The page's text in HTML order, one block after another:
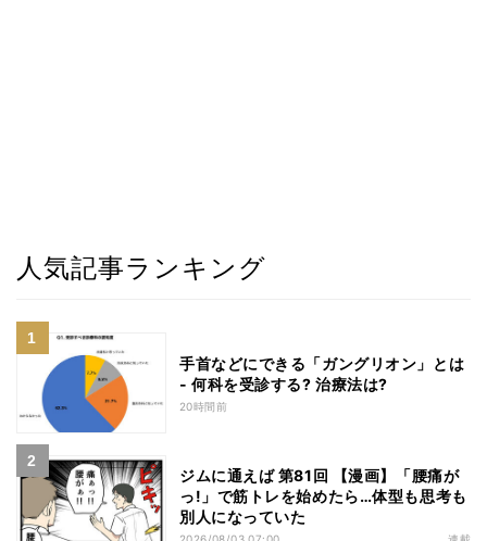
人気記事ランキング
手首などにできる「ガングリオン」とは
- 何科を受診する? 治療法は?
20時間前
ジムに通えば 第81回 【漫画】「腰痛が
っ!」で筋トレを始めたら…体型も思考も
別人になっていた